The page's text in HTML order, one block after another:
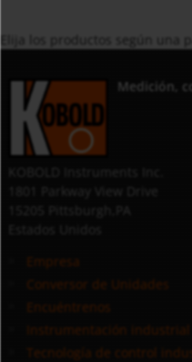
Elija los productos según una
Medición,
Empresa
Conversor de Unidades
Encuéntrenos
Instrumentación industrial
Tecnología de control